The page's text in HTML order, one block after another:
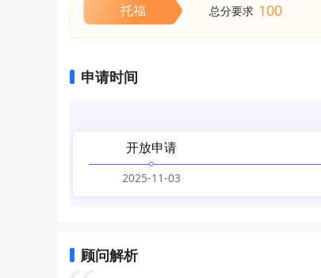
托福 总分要求 100
申请时间
开放申请
2025-11-03
顾问解析